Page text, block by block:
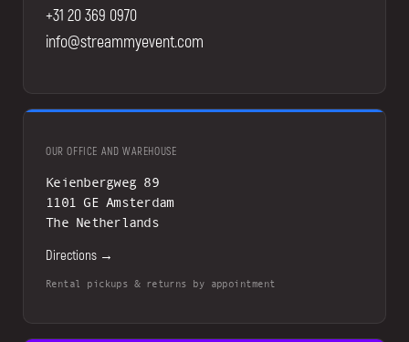
+31 20 369 0970
info@streammyevent.com
OUR OFFICE AND WAREHOUSE
Keienbergweg 89
1101 GE Amsterdam
The Netherlands
Directions →
Rental pickups & returns by appointment